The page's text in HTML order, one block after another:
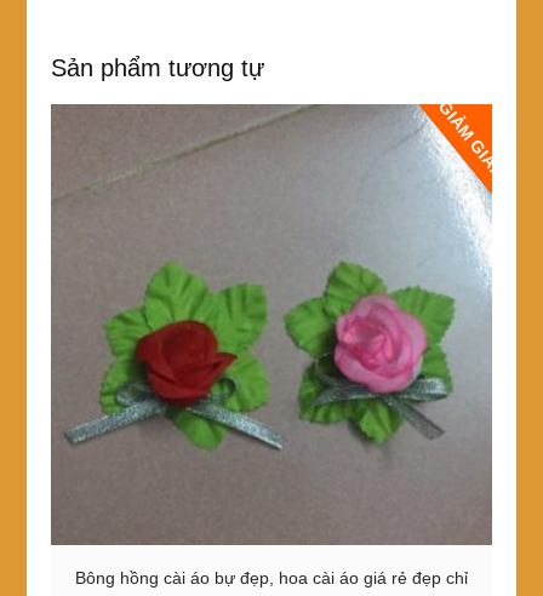
Sản phẩm tương tự
GIẢM GIÁ!
Bông hồng cài áo bự đẹp, hoa cài áo giá rẻ đẹp chỉ